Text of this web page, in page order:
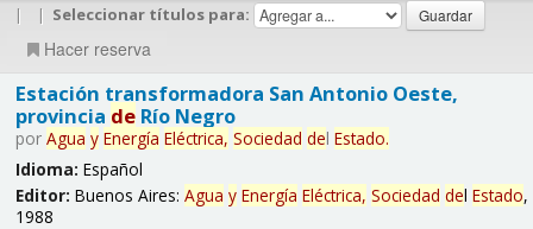
| | Seleccionar títulos para:
Hacer reserva
Estación transformadora San Antonio Oeste,
provincia deRío Negro
por Agua y Energía Eléctrica, Sociedad del Estado.
Idioma: Español
Editor: Buenos Aires: Agua y Energía Eléctrica, Sociedad del Estado,
1988